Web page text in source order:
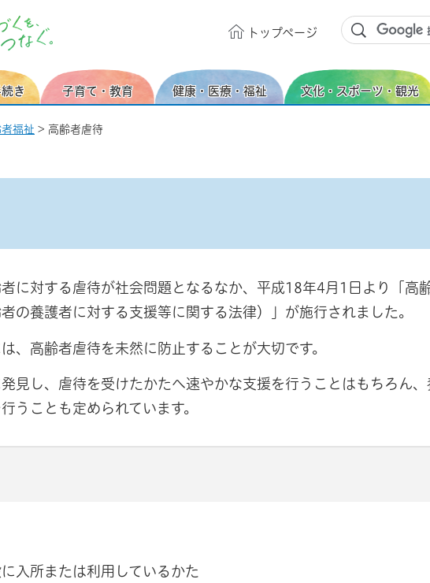
トップページ
き 子育て・教育 健康・医療・福祉 文化・スポーツ・観光
福祉 > 高齢者虐待
に対する虐待が社会問題となるなか、平成18年4月1日より「高
の養護者に対する支援等に関する法律）」が施行されました。
、高齢者虐待を未然に防止することが大切です。
見し、虐待を受けたかたへ速やかな支援を行うことはもちろん、
うことも定められています。
入所または利用しているかた